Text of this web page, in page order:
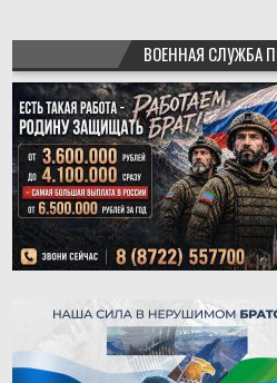
ВОЕННАЯ СЛУЖБА